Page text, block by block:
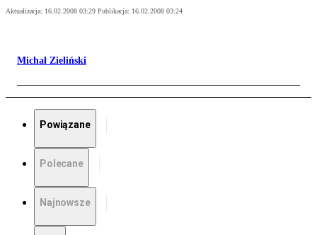
Aktualizacja: 16.02.2008 03:29 Publikacja: 16.02.2008 03:24
Michał Zieliński
Powiązane
Polecane
Najnowsze